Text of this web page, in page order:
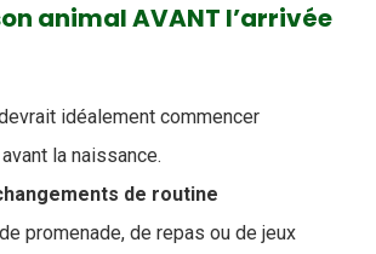
animal AVANT l’arrivée
idéalement commencer
la naissance.
de routine
promenade, de repas ou de jeux